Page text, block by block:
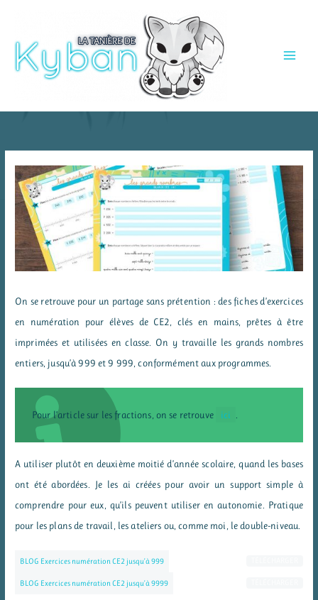
contenu
On se retrouve pour un partage sans prétention : des fiches d’exercices
en numération pour élèves de CE2, clés en mains, prêtes à être
imprimées et utilisées en classe. On y travaille les grands nombres
entiers, jusqu’à 999 et 9 999, conformément aux programmes.
Pour l’article sur les fractions, on se retrouve ici
A utiliser plutôt en deuxième moitié d’année scolaire, quand les bases
ont été abordées. Je les ai créées pour avoir un support simple à
comprendre pour eux, qu’ils peuvent utiliser en autonomie. Pratique
pour les plans de travail, les ateliers ou, comme moi, le double-niveau.
BLOG Exercices numération CE2 jusqu’à 999
BLOG Exercices numération CE2 jusqu’à 9999